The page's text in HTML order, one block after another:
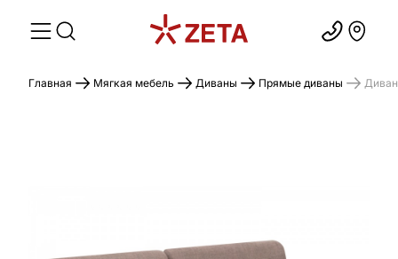
Главная Мягкая мебель Диваны Прямые диваны